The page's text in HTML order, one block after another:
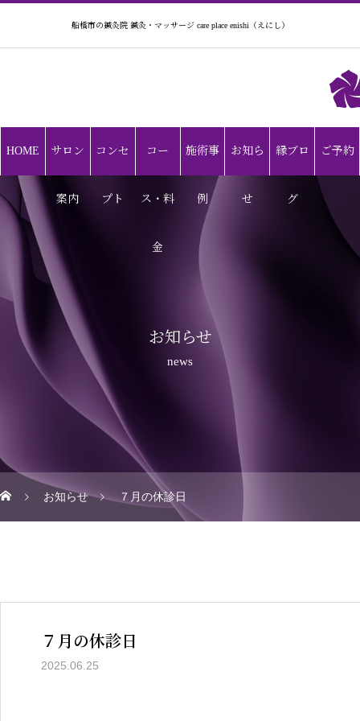
船橋市の鍼灸院 鍼灸・マッサージ care place enishi（えにし）
HOME サロン
案内
コンセ
プト
コー
ス・料
金
施術事
例
お知ら
せ
縁ブロ
グ
ご予約
お知らせ
news
お知らせ ７月の休診日
７月の休診日
2025.06.25